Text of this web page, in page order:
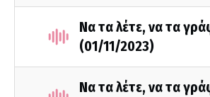
Να τα λέτε, να τα
(01/11/2023)
Να τα λέτε, να τα